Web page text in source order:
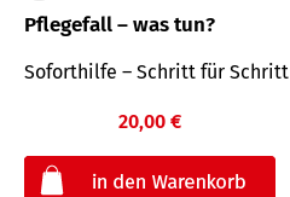
Pflegefall – was tun?
Soforthilfe – Schritt für Schritt
20,00 €